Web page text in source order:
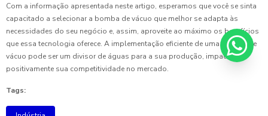
Com a informação apresentada neste artigo, esperamos que você se sinta
capacitado a selecionar a bomba de vácuo que melhor se adapta às
necessidades do seu negócio e, assim, aproveite ao máximo os benefícios
que essa tecnologia oferece. A implementação eficiente de uma bomba de
vácuo pode ser um divisor de águas para a sua produção, impactando
positivamente sua competitividade no mercado.
Tags: